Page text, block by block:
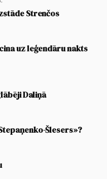
Strenčos
uz leģendāru nakts
Daliņā
Šlesers»?